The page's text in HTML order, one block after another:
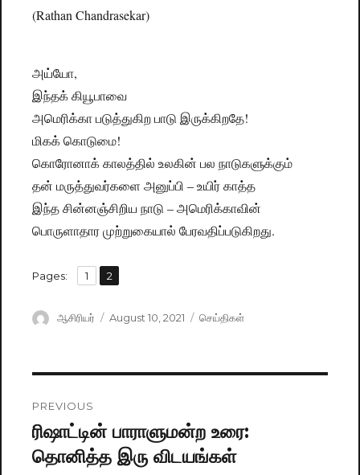
(Rathan Chandrasekar)
அய்யோ,
இந்தக் கியூபாவை
அமெரிக்கா படுத்துகிற பாடு இருக்கிறதே!
மிகக் கொடுமை!
கொரோனாக் காலத்தில் உலகின் பல நாடுகளுக்கும்
தன் மருத்துவர்களை அனுப்பி – உயிர் காத்த
இந்த சின்னஞ்சிறிய நாடு – அமெரிக்காவின்
பொருளாதார முற்றுகையால் பேரவதிப்படுகிறது.
Pages: Page
1 ,
Page
2
Author
ஆசிரியர்
Posted
August 10, 2021 Categories
செய்திகள்
navigation
PREVIOUS
Previous
post:
ரிஷாட்டின் பாராளுமன்ற உரை:
தொனித்த இரு விடயங்கள்